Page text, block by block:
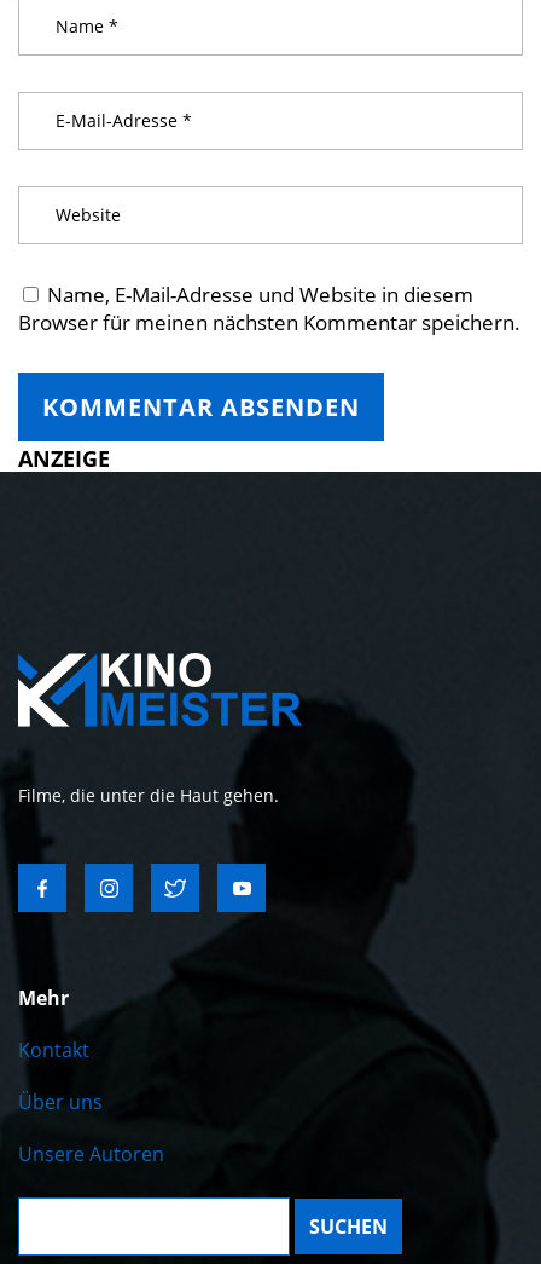
Name, E-Mail-Adresse und Website in diesem
Browser für meinen nächsten Kommentar speichern.
ANZEIGE
Filme, die unter die Haut gehen.
Mehr
Kontakt
Über uns
Unsere Autoren
Suche: